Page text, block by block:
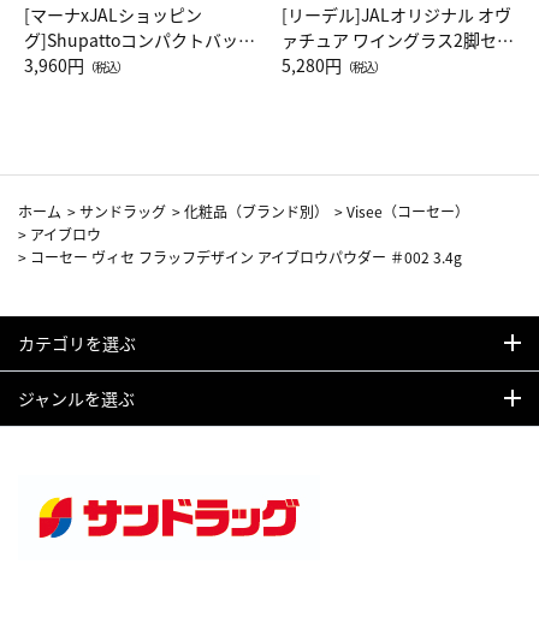
[マーナxJALショッピン
グ]Shupattoコンパクトバッグ
Drop JAL客室乗務員（LC）ス
3,960円 （税込）
[リーデル]JALオリジナル オヴ
ァチュア ワイングラス2脚セッ
ト（レッドワイン）
5,280円 （税込）
ホーム >サンドラッグ >化粧品（ブランド別） >Visee（コーセー）
> アイブロウ
> コーセー ヴィセ フラッフデザイン アイブロウパウダー ＃002 3.4g
カテゴリを選ぶ
ジャンルを選ぶ